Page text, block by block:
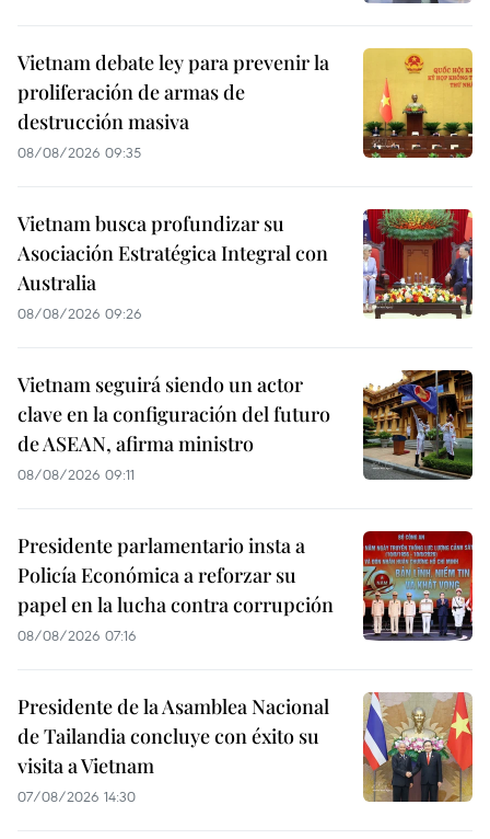
Vietnam debate ley para prevenir la
proliferación de armas de
destrucción masiva
08/08/2026 09:35
Vietnam busca profundizar su
Asociación Estratégica Integral con
Australia
08/08/2026 09:26
Vietnam seguirá siendo un actor
clave en la configuración del futuro
de ASEAN, afirma ministro
08/08/2026 09:11
Presidente parlamentario insta a
Policía Económica a reforzar su
papel en la lucha contra corrupción
08/08/2026 07:16
Presidente de la Asamblea Nacional
de Tailandia concluye con éxito su
visita a Vietnam
07/08/2026 14:30